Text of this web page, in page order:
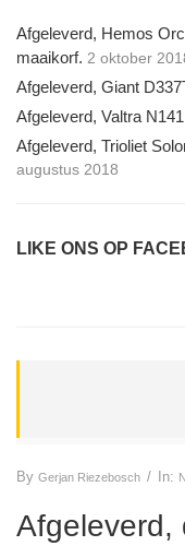
Afgeleverd, Hemos
maaikorf. 2 oktober
Afgeleverd, Giant
Afgeleverd, Valtra
Afgeleverd, Trioliet
augustus 2018
LIKE ONS OP
By Gerjan Riezebosch / In:
Afgeleverd,